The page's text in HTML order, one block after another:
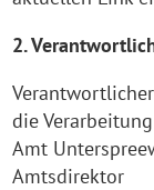
2.
die
Amt
Amtsdirektor